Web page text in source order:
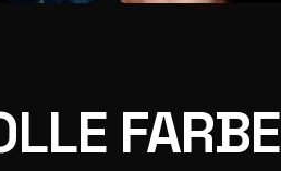
FARBE